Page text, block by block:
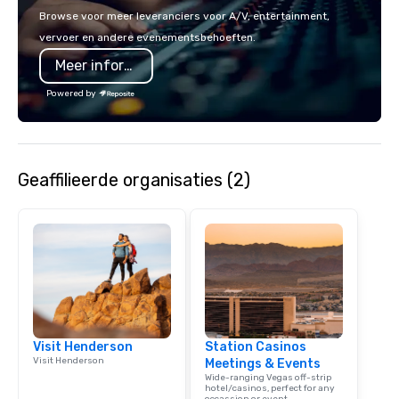
sleeves for our
you to create a truly
experience that sets
Browse voor meer leveranciers voor A/V, entertainment,
vervoer en andere evenementsbehoeften.
Meer informatie
Powered by
Geaffilieerde organisaties (2)
Visit Henderson
Visit Henderson
Station Casinos
Meetings & Events
Wide-ranging Vegas off-strip
hotel/casinos, perfect for any